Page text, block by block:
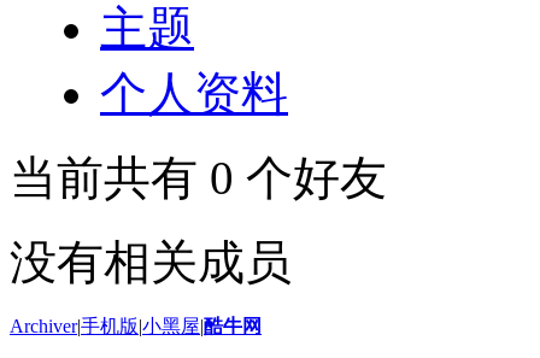
主题
个人资料
当前共有 0 个好友
没有相关成员
Archiver|手机版|小黑屋|酷牛网